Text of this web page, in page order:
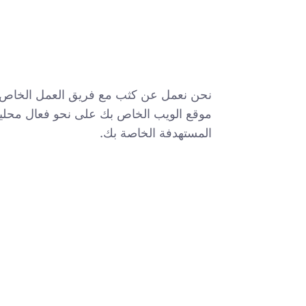
نحن نعمل عن كثب مع فريق العمل
موقع الويب الخاص بك على نحو فعال
المستهدفة الخاصة بك.